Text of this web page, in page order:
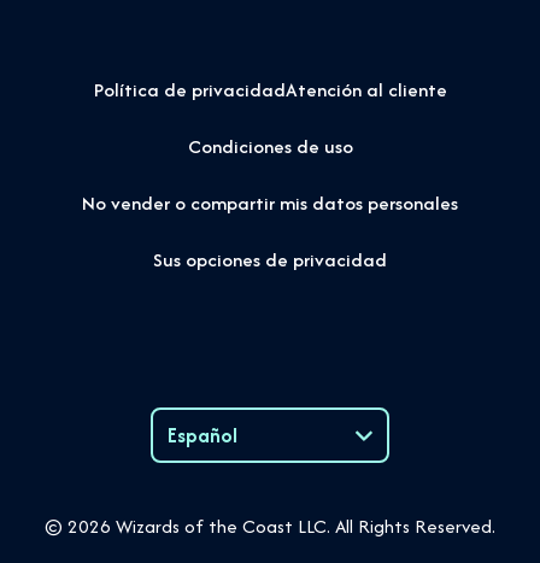
Política de privacidadAtención al cliente
Condiciones de uso
No vender o compartir mis datos personales
Sus opciones de privacidad
Español
© 2026 Wizards of the Coast LLC. All Rights Reserved.